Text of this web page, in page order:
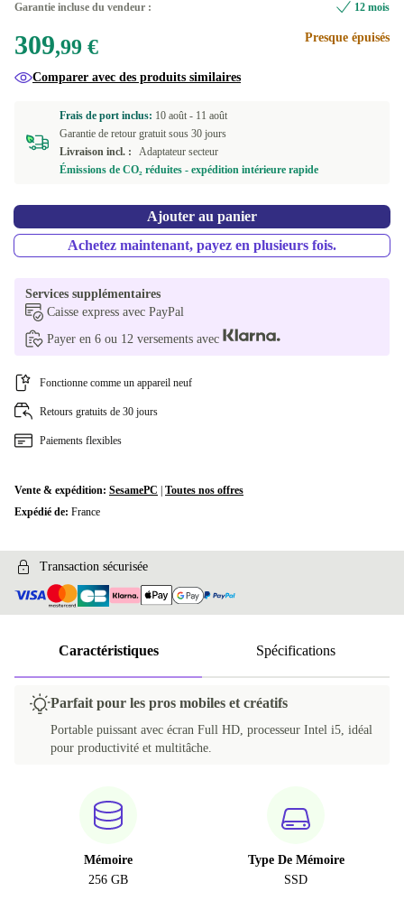
Windows 11 Professional
Garantie incluse du vendeur : 12 mois
309,99 € Presque épuisés
Comparer avec des produits similaires
Frais de port inclus: 10 août - 11 août
Garantie de retour gratuit sous 30 jours
Livraison incl. :
Adaptateur secteur
Émissions de CO₂ réduites - expédition intérieure rapide
Ajouter au panier
Achetez maintenant, payez en plusieurs fois.
Services supplémentaires
Caisse express avec PayPal
Payer en 6 ou 12 versements avec
Fonctionne comme un appareil neuf
Retours gratuits de 30 jours
Paiements flexibles
Vente & expédition: SesamePC
Toutes nos offres
Expédié de: France
Transaction sécurisée
Caractéristiques Spécifications
Parfait pour les pros mobiles et créatifs
Portable puissant avec écran Full HD, processeur Intel i5, idéal
pour productivité et multitâche.
Mémoire
256 GB
Type De Mémoire
SSD